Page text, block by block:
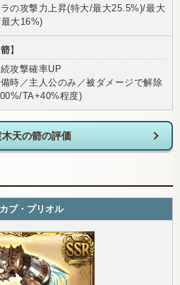
の攻撃力上昇(特大/最大25.5%)/最大
大16%)
】
攻撃確率UP
時／主人公のみ／被ダメージで解除
TA+40%程度)
天の箭の評価
ブ・プリオル